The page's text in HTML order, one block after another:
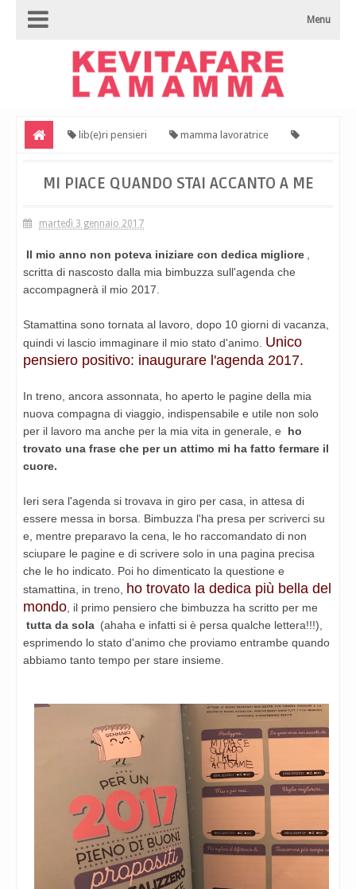
Menu
lib(e)ri pensieri mamma lavoratrice
MI PIACE QUANDO STAI ACCANTO A ME
martedì 3 gennaio 2017
Il mio anno non poteva iniziare con dedica migliore
scritta di nascosto dalla mia bimbuzza sull'agenda che
accompagnerà il mio 2017.
Stamattina sono tornata al lavoro, dopo 10 giorni di vacanza,
quindi vi lascio immaginare il mio stato d'animo. Unico
pensiero positivo: inaugurare l'agenda 2017.
In treno, ancora assonnata, ho aperto le pagine della mia
nuova compagna di viaggio, indispensabile e utile non solo
per il lavoro ma anche per la mia vita in generale, e
ho
trovato una frase che per un attimo mi ha fatto fermare il
cuore.
Ieri sera l'agenda si trovava in giro per casa, in attesa di
essere messa in borsa. Bimbuzza l'ha presa per scriverci su
e, mentre preparavo la cena, le ho raccomandato di non
sciupare le pagine e di scrivere solo in una pagina precisa
che le ho indicato. Poi ho dimenticato la questione e
stamattina, in treno,
ho trovato la dedica più bella del
mondo , il primo pensiero che bimbuzza ha scritto per me
tutta da sola (ahaha e infatti si è persa qualche lettera!!!),
esprimendo lo stato d'animo che proviamo entrambe quando
abbiamo tanto tempo per stare insieme.